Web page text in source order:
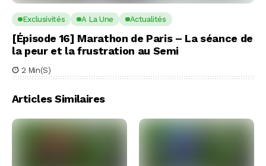
Exclusivités A La Une Actualités
[Épisode 16] Marathon de Paris – La séance de
la peur et la frustration au Semi
2 Min(s)
Articles Similaires